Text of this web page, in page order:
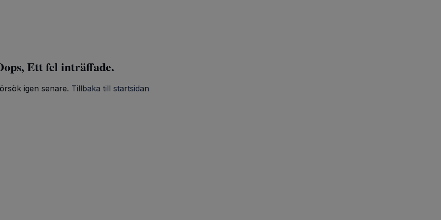
Ett fel inträffade.
igen senare. Tillbaka till startsidan